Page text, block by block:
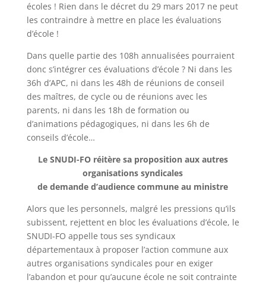
écoles ! Rien dans le décret du 29 mars 2017 ne peut
les contraindre à mettre en place les évaluations
d’école !
Dans quelle partie des 108h annualisées pourraient
donc s’intégrer ces évaluations d’école ? Ni dans les
36h d’APC, ni dans les 48h de réunions de conseil
des maîtres, de cycle ou de réunions avec les
parents, ni dans les 18h de formation ou
d’animations pédagogiques, ni dans les 6h de
conseils d’école…
Le SNUDI-FO réitère sa proposition aux autres
organisations syndicales
de demande d’audience commune au ministre
Alors que les personnels, malgré les pressions qu’ils
subissent, rejettent en bloc les évaluations d’école, le
SNUDI-FO appelle tous ses syndicaux
départementaux à proposer l’action commune aux
autres organisations syndicales pour en exiger
l’abandon et pour qu’aucune école ne soit contrainte